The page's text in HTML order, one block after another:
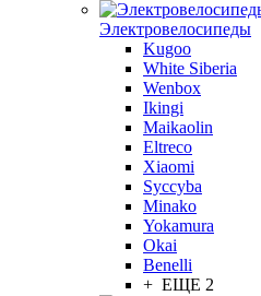
Электровелосипеды
Kugoo
White Siberia
Wenbox
Ikingi
Maikaolin
Eltreco
Xiaomi
Syccyba
Minako
Yokamura
Okai
Benelli
+ ЕЩЕ 2